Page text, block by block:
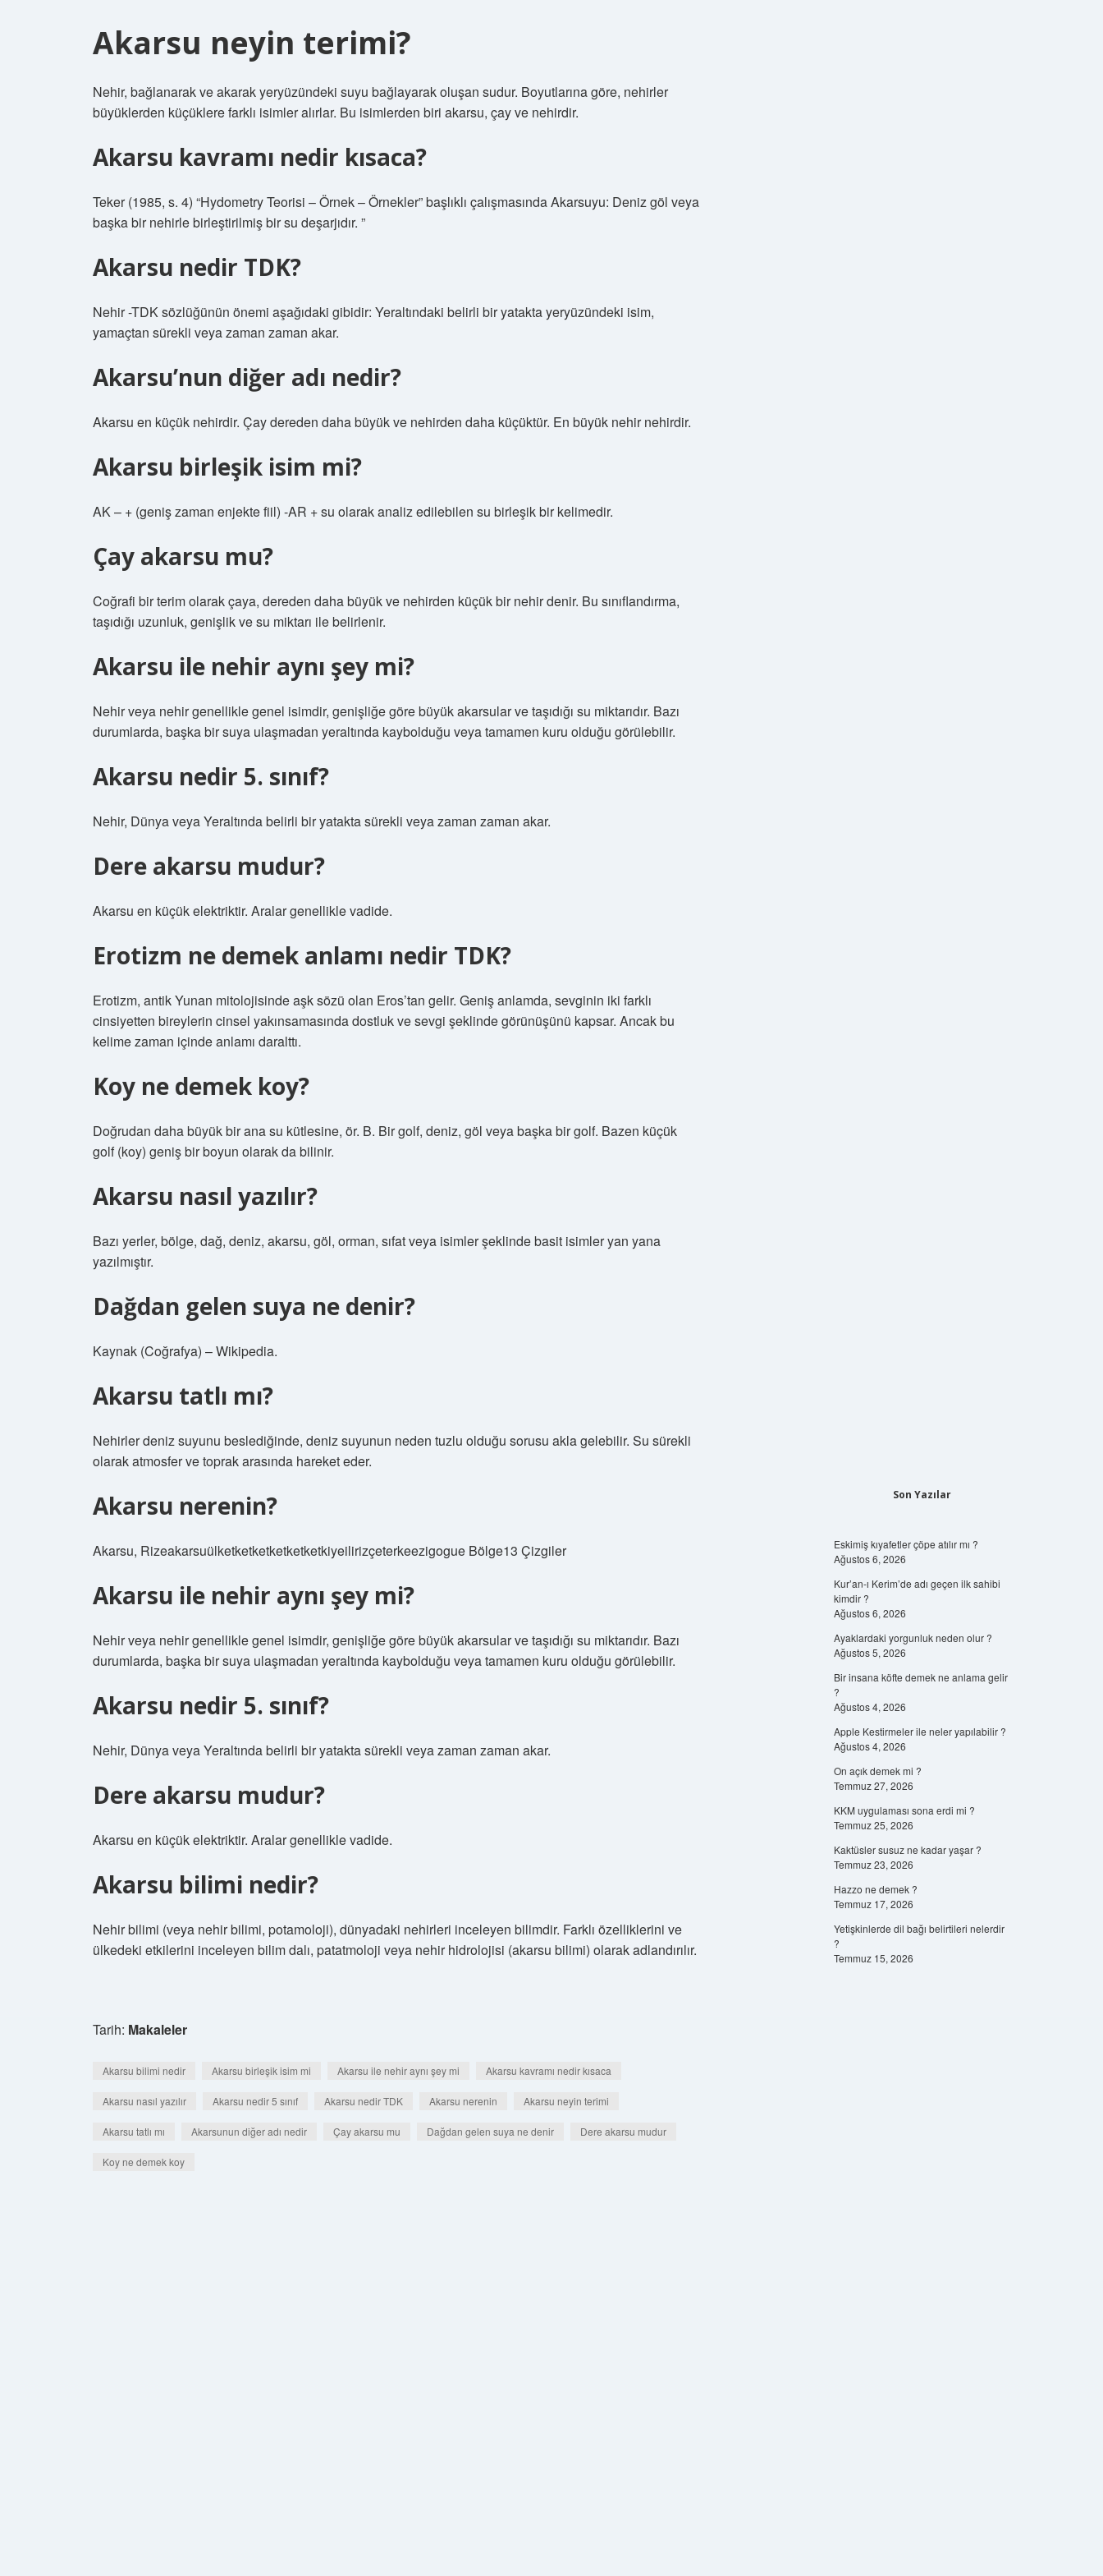
Akarsu neyin terimi?
Nehir, bağlanarak ve akarak yeryüzündeki suyu bağlayarak oluşan sudur. Boyutlarına göre, nehirler
büyüklerden küçüklere farklı isimler alırlar. Bu isimlerden biri akarsu, çay ve nehirdir.
Akarsu kavramı nedir kısaca?
Teker (1985, s. 4) “Hydometry Teorisi – Örnek – Örnekler” başlıklı çalışmasında Akarsuyu: Deniz göl veya
başka bir nehirle birleştirilmiş bir su deşarjıdır. ”
Akarsu nedir TDK?
Nehir -TDK sözlüğünün önemi aşağıdaki gibidir: Yeraltındaki belirli bir yatakta yeryüzündeki isim,
yamaçtan sürekli veya zaman zaman akar.
Akarsu’nun diğer adı nedir?
Akarsu en küçük nehirdir. Çay dereden daha büyük ve nehirden daha küçüktür. En büyük nehir nehirdir.
Akarsu birleşik isim mi?
AK – + (geniş zaman enjekte fiil) -AR + su olarak analiz edilebilen su birleşik bir kelimedir.
Çay akarsu mu?
Coğrafi bir terim olarak çaya, dereden daha büyük ve nehirden küçük bir nehir denir. Bu sınıflandırma,
taşıdığı uzunluk, genişlik ve su miktarı ile belirlenir.
Akarsu ile nehir aynı şey mi?
Nehir veya nehir genellikle genel isimdir, genişliğe göre büyük akarsular ve taşıdığı su miktarıdır. Bazı
durumlarda, başka bir suya ulaşmadan yeraltında kaybolduğu veya tamamen kuru olduğu görülebilir.
Akarsu nedir 5. sınıf?
Nehir, Dünya veya Yeraltında belirli bir yatakta sürekli veya zaman zaman akar.
Dere akarsu mudur?
Akarsu en küçük elektriktir. Aralar genellikle vadide.
Erotizm ne demek anlamı nedir TDK?
Erotizm, antik Yunan mitolojisinde aşk sözü olan Eros’tan gelir. Geniş anlamda, sevginin iki farklı
cinsiyetten bireylerin cinsel yakınsamasında dostluk ve sevgi şeklinde görünüşünü kapsar. Ancak bu
kelime zaman içinde anlamı daralttı.
Koy ne demek koy?
Doğrudan daha büyük bir ana su kütlesine, ör. B. Bir golf, deniz, göl veya başka bir golf. Bazen küçük
golf (koy) geniş bir boyun olarak da bilinir.
Akarsu nasıl yazılır?
Bazı yerler, bölge, dağ, deniz, akarsu, göl, orman, sıfat veya isimler şeklinde basit isimler yan yana
yazılmıştır.
Dağdan gelen suya ne denir?
Kaynak (Coğrafya) – Wikipedia.
Akarsu tatlı mı?
Nehirler deniz suyunu beslediğinde, deniz suyunun neden tuzlu olduğu sorusu akla gelebilir. Su sürekli
olarak atmosfer ve toprak arasında hareket eder.
Akarsu nerenin?
Akarsu, Rizeakarsuülketketketketketketkiyeilirizçeterkeezigogue Bölge13 Çizgiler
Akarsu ile nehir aynı şey mi?
Nehir veya nehir genellikle genel isimdir, genişliğe göre büyük akarsular ve taşıdığı su miktarıdır. Bazı
durumlarda, başka bir suya ulaşmadan yeraltında kaybolduğu veya tamamen kuru olduğu görülebilir.
Akarsu nedir 5. sınıf?
Nehir, Dünya veya Yeraltında belirli bir yatakta sürekli veya zaman zaman akar.
Dere akarsu mudur?
Akarsu en küçük elektriktir. Aralar genellikle vadide.
Akarsu bilimi nedir?
Nehir bilimi (veya nehir bilimi, potamoloji), dünyadaki nehirleri inceleyen bilimdir. Farklı özelliklerini ve
ülkedeki etkilerini inceleyen bilim dalı, patatmoloji veya nehir hidrolojisi (akarsu bilimi) olarak adlandırılır.
Tarih: Makaleler
Akarsu bilimi nedir Akarsu birleşik isim mi Akarsu ile nehir aynı şey mi Akarsu kavramı nedir kısaca
Akarsu nasıl yazılır Akarsu nedir 5 sınıf Akarsu nedir TDK Akarsu nerenin Akarsu neyin terimi
Akarsu tatlı mı Akarsunun diğer adı nedir Çay akarsu mu Dağdan gelen suya ne denir Dere akarsu mudur
Koy ne demek koy
Son Yazılar
Eskimiş kıyafetler çöpe atılır mı ?
Ağustos 6, 2026
Kur’an-ı Kerim’de adı geçen ilk sahibi
kimdir ?
Ağustos 6, 2026
Ayaklardaki yorgunluk neden olur ?
Ağustos 5, 2026
Bir insana köfte demek ne anlama gelir
?
Ağustos 4, 2026
Apple Kestirmeler ile neler yapılabilir ?
Ağustos 4, 2026
On açık demek mi ?
Temmuz 27, 2026
KKM uygulaması sona erdi mi ?
Temmuz 25, 2026
Kaktüsler susuz ne kadar yaşar ?
Temmuz 23, 2026
Hazzo ne demek ?
Temmuz 17, 2026
Yetişkinlerde dil bağı belirtileri nelerdir
?
Temmuz 15, 2026